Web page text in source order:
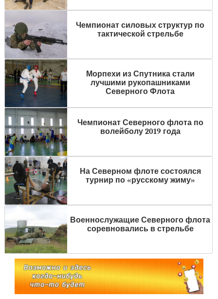
Чемпионат силовых структур по
тактической стрельбе
Морпехи из Спутника стали
лучшими рукопашниками
Северного Флота
Чемпионат Северного флота по
волейболу 2019 года
На Северном флоте состоялся
турнир по «русскому жиму»
Военнослужащие Северного флота
соревновались в стрельбе